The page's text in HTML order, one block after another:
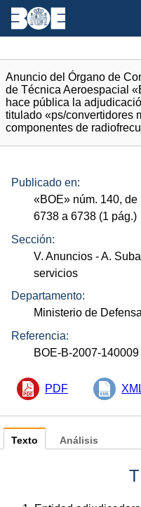
Anuncio del Órgano de
de Técnica Aeroespacial
hace pública la
titulado «ps/convertidores
componentes de
Publicado en:
«BOE» núm. 140, de
6738 a 6738 (1 pág.)
Sección:
V. Anuncios - A.
servicios
Departamento:
Ministerio de Defensa
Referencia:
BOE-B-2007-140009
PDF
Texto Análisis